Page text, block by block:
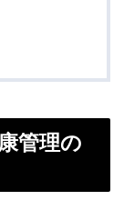
管理の